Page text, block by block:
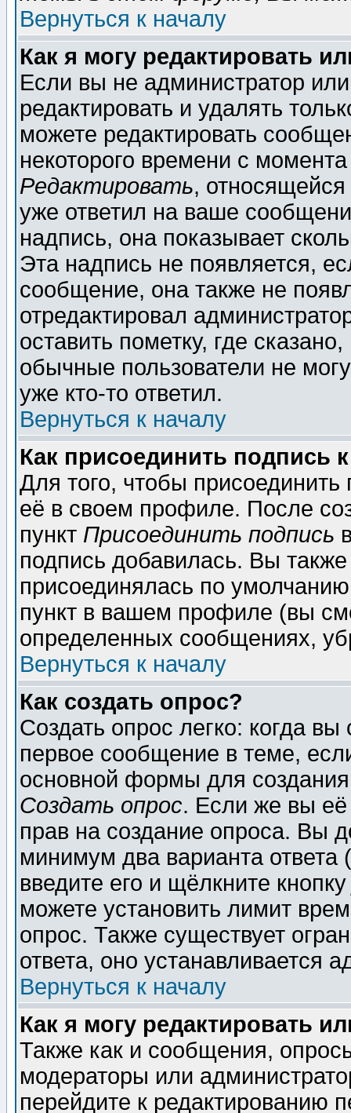
Вернуться к началу
Как я могу редактировать
Если вы не администратор
редактировать и удалять
можете редактировать
некоторого времени с
Редактировать,
уже ответил на ваше
надпись, она показывает
Эта надпись не появляется,
сообщение, она также не
отредактировал
оставить пометку, где
обычные пользователи не
уже кто-то ответил.
Вернуться к началу
Как присоединить подпись
Для того, чтобы
её в своем профиле. После
пункт Присоединить подпись
подпись добавилась. Вы
присоединялась по
пункт в вашем профиле (вы
определенных сообщениях,
Вернуться к началу
Как создать опрос?
Создать опрос легко: когда
первое сообщение в теме,
основной формы для
Создать опрос. Если же вы её
прав на создание опроса. Вы
минимум два варианта ответа
введите его и щёлкните
можете установить лимит
опрос. Также существует
ответа, оно устанавливается
Вернуться к началу
Как я могу редактировать
Также как и сообщения,
модераторы или
перейдите к редактированию